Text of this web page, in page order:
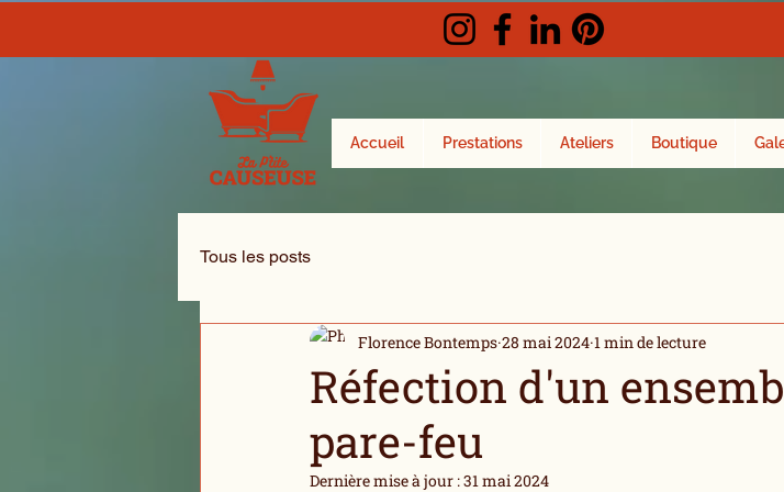
Accueil Prestations Ateliers Boutique
Tous les posts
Réfection d'un
pare-feu
Florence Bontemps 28 mai 2024 1 min de lecture
Dernière mise à jour :31 mai 2024